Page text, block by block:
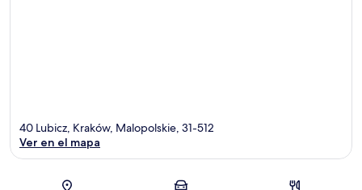
40 Lubicz, Kraków, Malopolskie, 31-512
Ver en el mapa